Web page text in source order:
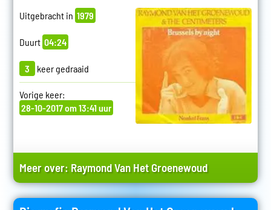
Uitgebracht in 1979
Duurt 04:24
3 keer gedraaid
Vorige keer:
28-10-2017 om 13:41 uur
Meer over: Raymond Van Het Groenewoud